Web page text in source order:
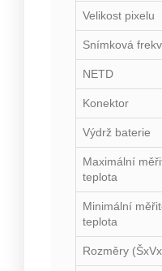
Velikost pixelu
Snímková
NETD
Konektor
Výdrž baterie
Maximální
teplota
Minimální
teplota
Rozměry